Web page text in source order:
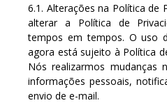
6.1. Alterações na Política de
alterar a Política de
tempos em tempos. O uso
agora está sujeito à Política
Nós realizarmos
informações pessoais,
envio de e-mail.